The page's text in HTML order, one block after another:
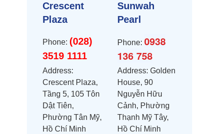
Crescent
Plaza
Phone: (028)
3519 1111
Address:
Crescent Plaza,
Tầng 5, 105 Tôn
Dật Tiên,
Phường Tân Mỹ,
Hồ Chí Minh
Sunwah
Pearl
Phone: 0938
136 758
Address: Golden
House, 90
Nguyễn Hữu
Cảnh, Phường
Thạnh Mỹ Tây,
Hồ Chí Minh